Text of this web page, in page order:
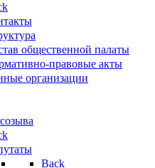
общественной палаты
правовые акты
организации
Back